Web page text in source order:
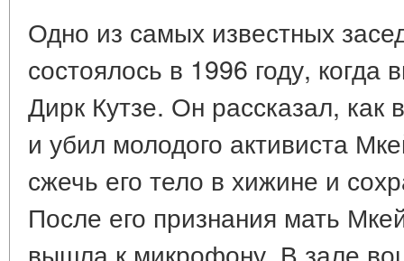
Одно из самых известных
состоялось в 1996 году, когда
Дирк Кутзе. Он рассказал, как
и убил молодого активиста
сжечь его тело в хижине и
После его признания мать
вышла к микрофону. В зале